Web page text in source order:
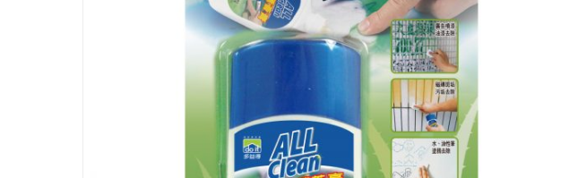
All Clean 蘆薈去污膏Resin Remover